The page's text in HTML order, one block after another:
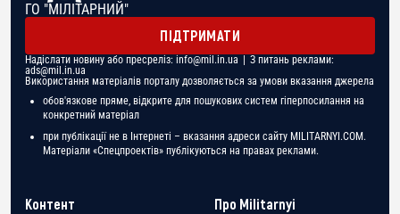
ГО "МІЛІТАРНИЙ"
ПІДТРИМАТИ
Надіслати новину або пресреліз: info@mil.in.ua | З питань реклами:
ads@mil.in.ua
Використання матеріалів порталу дозволяється за умови вказання джерела
обов'язкове пряме, відкрите для пошукових систем гіперпосилання на
конкретний матеріал
при публікації не в Інтернеті – вказання адреси сайту MILITARNYI.COM.
Матеріали «Спецпроектів» публікуються на правах реклами.
Контент Про Militarnyi